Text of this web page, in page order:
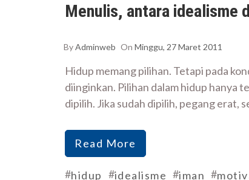
Menulis, antara idealisme
ByAdminweb On Minggu, 27 Maret 2011
Hidup memang pilihan. Tetapi pada
diinginkan. Pilihan dalam hidup hanya
dipilih. Jika sudah dipilih, pegang erat,
Read More
#hidup #idealisme #iman #